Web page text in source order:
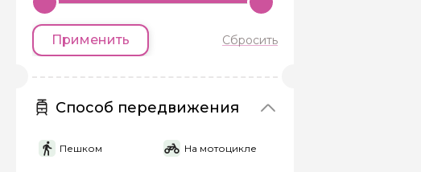
Применить Сбросить
Способ передвижения
Пешком На мотоцикле